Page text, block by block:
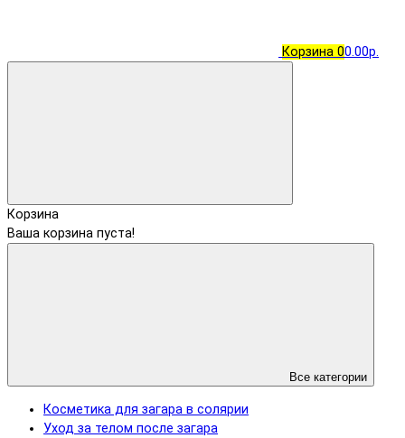
Корзина 00.00р.
Корзина
Ваша корзина пуста!
Все категории
Косметика для загара в солярии
Уход за телом после загара